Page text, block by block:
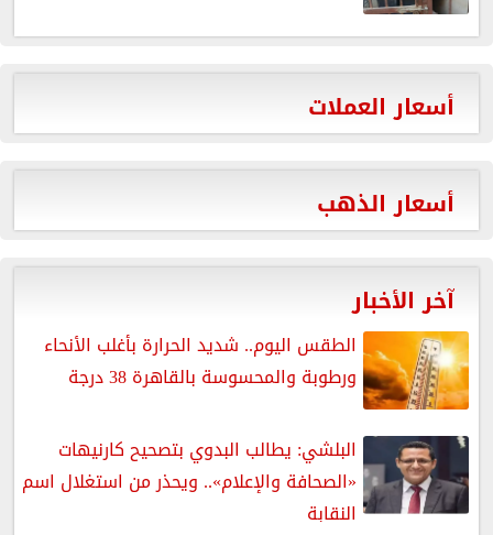
أسعار العملات
أسعار الذهب
آخر الأخبار
الطقس اليوم.. شديد الحرارة بأغلب الأنحاء
ورطوبة والمحسوسة بالقاهرة 38 درجة
البلشي: يطالب البدوي بتصحيح كارنيهات
«الصحافة والإعلام».. ويحذر من استغلال اسم
النقابة